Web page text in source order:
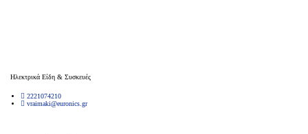
Ηλεκτρικά Είδη & Συσκευές
2221074210
vraimaki@euronics.gr